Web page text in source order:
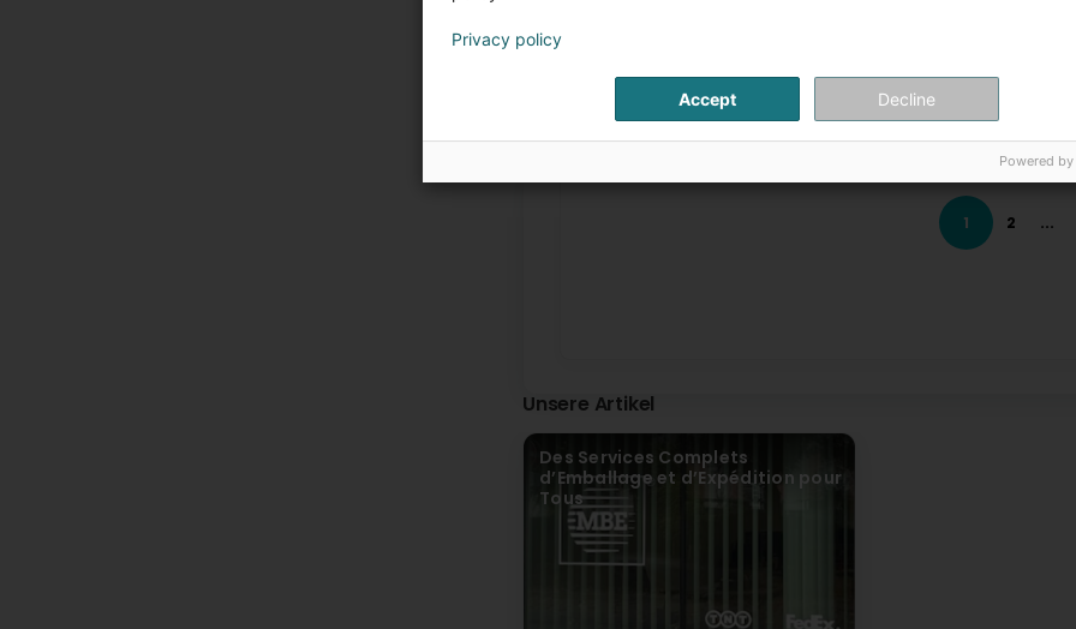
J'ai fait deux fois appel à laurs services et je peux dire
premier contact à la livraison, en passant par
à leur confier vos envois les plus précieux, ils seront à la
services twice and I can say that MBE is an extremely
including packaging and communication, everything is
precious shipments; they will deliver.
Un grand merci Anthony pour votre retour si positif !
expériences avec nos services ont été à la hauteur
livraison. Votre confiance, notamment pour des
nos équipes. Nous mettons un point d’honneur à
étape. Au plaisir de vous accompagner à nouveau
Je tiens à remercier chaleureusement Sandy pour son
et sa précision dans les services fournis jusqu’à présent
réactif et très rigoureux dans le suivi. Un grand merci
lorsque nécessaire, c’est très apprécié et cela fait toute
! (Translated by Google) I would like to warmly thank
kindness, and precision in the services provided so far
made when needed; it was very much appreciated and
vor 4 Monat(en)
1 2 ...
Unsere Artikel
Des Services Complets
d’Emballage et d’Expédition pour
Tous
Privacy policy
Accept Decline
Powered by